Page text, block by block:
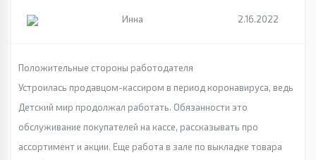
Инна 2.16.2022
Положительные стороны работодателя
Устроилась продавцом-кассиром в период коронавируса, ведь
Детский мир продолжал работать. Обязанности это
обслуживание покупателей на кассе, рассказывать про
ассортимент и акции. Еще работа в зале по выкладке товара